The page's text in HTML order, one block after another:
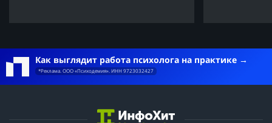
Как выглядит работа психолога на практике
*Реклама. ООО «Психодемия». ИНН 9723032427